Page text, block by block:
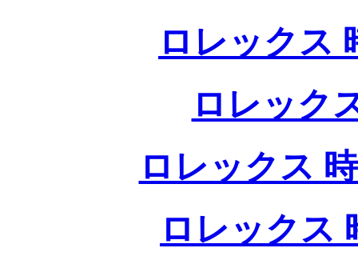
ロレックス
ロレック
ロレックス
ロレックス